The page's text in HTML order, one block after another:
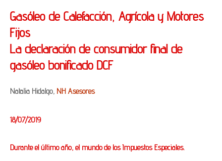
Gasóleo de Calefacción, Agrícola y Motores
Fijos
La declaración de consumidor final de
gasóleo bonificado DCF
Natalia Hidalgo, NH Asesores
18/07/2019
Durante el último año, el mundo de los Impuestos Especiales.